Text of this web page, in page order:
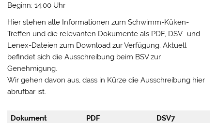
Beginn: 14:00 Uhr
Hier stehen alle Informationen zum Schwimm-Küken-
Treffen und die relevanten Dokumente als PDF, DSV- und
Lenex-Dateien zum Download zur Verfügung. Aktuell
befindet sich die Ausschreibung beim BSV zur
Genehmigung.
Wir gehen davon aus, dass in Kürze die Ausschreibung hier
abrufbar ist.
Dokument PDF
DSV7